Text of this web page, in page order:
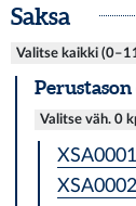
Saksa
Valitse kaikki
Valitse väh. 0